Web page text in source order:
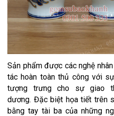
Sản phẩm được các nghệ
tác hoàn toàn thủ công với
tượng trưng cho sự giao
dương. Đặc biệt họa tiết trên
bằng tay tài ba của những